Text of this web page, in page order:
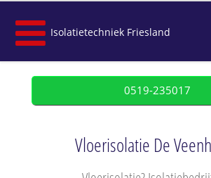
Isolatietechniek Friesland
0519-235017
Vloerisolatie De